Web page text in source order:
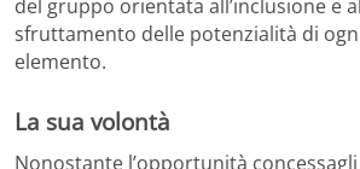
del gruppo orientata all’inclusione e
sfruttamento delle potenzialità di
elemento.
La sua volontà
Nonostante l’opportunità